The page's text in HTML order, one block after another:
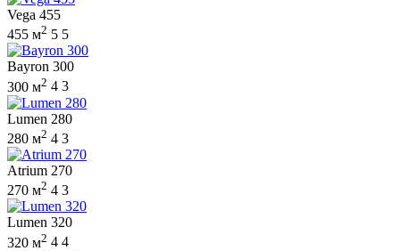
Vega 455
455 м2 5 5
Bayron 300
300 м2 4 3
Lumen 280
280 м2 4 3
Atrium 270
270 м2 4 3
Lumen 320
320 м2 4 4